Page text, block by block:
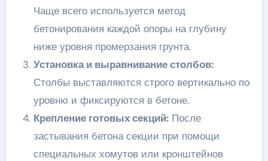
Чаще всего используется метод
бетонирования каждой опоры на глубину
ниже уровня промерзания грунта.
Установка и выравнивание столбов:
Столбы выставляются строго вертикально по
уровню и фиксируются в бетоне.
Крепление готовых секций:После
застывания бетона секции при помощи
специальных хомутов или кронштейнов